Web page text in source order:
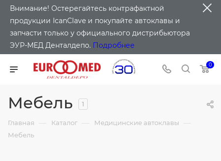
Внимание! Остерегайтесь контрафактной
продукции IcanClave и покупайте автоклавы и
запчасти только у официального дистрибьютора
ЭУР-МЕД Денталдепо. Подробнее
0
Мебель 1
Главная — Каталог — Медицинские автоклавы —
Мебель